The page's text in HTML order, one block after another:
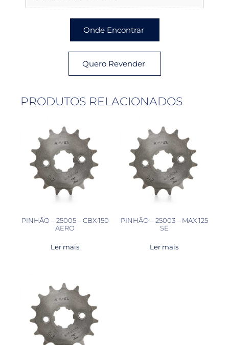
Onde Encontrar
Quero Revender
PRODUTOS RELACIONADOS
PINHÃO – 25005 – CBX 150
AERO
Ler mais
PINHÃO – 25003 – MAX 125
SE
Ler mais